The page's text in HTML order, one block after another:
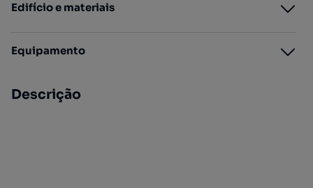
Edifício e materiais
Equipamento
Descrição